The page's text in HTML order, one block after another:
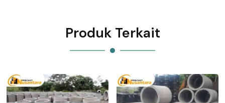
Produk Terkait